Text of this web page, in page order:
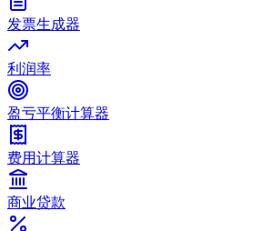
发票生成器
利润率
盈亏平衡计算器
费用计算器
商业贷款